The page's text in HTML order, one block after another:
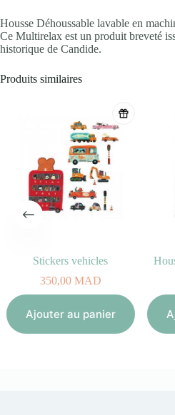
Housse Déhoussable lavable en
Ce Multirelax est un produit breveté
historique de Candide.
Produits similaires
Stickers vehicles
350,00MAD
Ajouter au panier